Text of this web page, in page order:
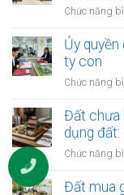
Chức năng
Ủy
ty con
Chức năng
Đất chưa
dụng
Chức năng
Đất mua